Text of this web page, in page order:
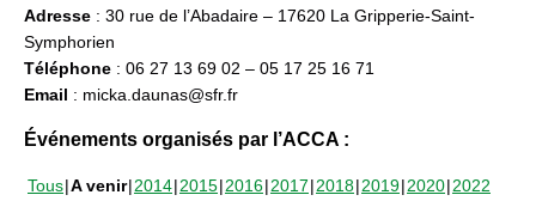
Adresse : 30 rue de l’Abadaire – 17620 La Gripperie-Saint-
Symphorien
Téléphone : 06 27 13 69 02 – 05 17 25 16 71
Email : micka.daunas@sfr.fr
Événements organisés par l’ACCA :
Tous A venir 2014 2015 2016 2017 2018 2019 2020 2022